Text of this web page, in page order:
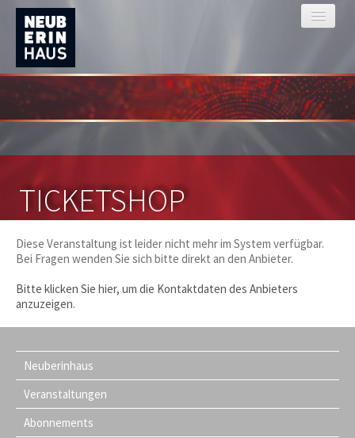
TICKETSHOP
Diese Veranstaltung ist leider nicht mehr im System verfügbar.
Bei Fragen wenden Sie sich bitte direkt an den Anbieter.
Bitte klicken Sie hier, um die Kontaktdaten des Anbieters
anzuzeigen.
Neuberinhaus
Veranstaltungen
Abonnements